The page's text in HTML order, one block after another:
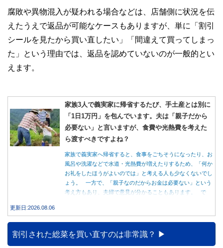
腐敗や異物混入が疑われる場合などは、店舗側に状況を伝
えたうえで返品が可能なケースもありますが、単に「割引
シールを見たから買い直したい」「間違えて買ってしまっ
た」という理由では、返品を認めていないのが一般的とい
えます。
家族3人で義実家に帰省するたび、手土産とは別に
「1日1万円」を包んでいます。夫は「親子だから
必要ない」と言いますが、食費や光熱費を考えた
ら渡すべきですよね？
家族で義実家へ帰省すると、食事をごちそうになったり、お
風呂や洗濯などで水道・光熱費が増えたりするため、「何か
お礼をしたほうがよいのでは」と考える人も少なくないでし
ょう。 一方で、「親子なのだからお金は必要ない」という
考え方もあり、夫婦で意見が分かることもあります。 で
ます。
更新日:2026.08.06
割引された総菜を買い直すのは非常識？